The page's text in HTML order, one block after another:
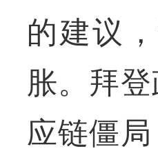
的建议
胀。拜
应链僵